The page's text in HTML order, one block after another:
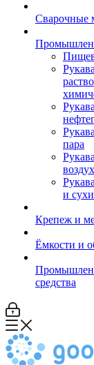
Сварочные
пара
и
Крепеж и
Ёмкости и
средства